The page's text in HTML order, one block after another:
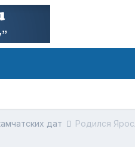
дат Родился